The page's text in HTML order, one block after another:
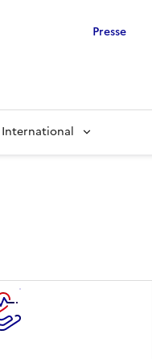
Presse
International